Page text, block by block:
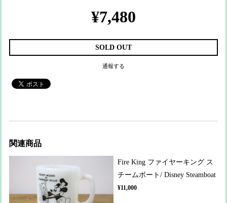
¥7,480
SOLD OUT
通報する
関連商品
Fire King ファイヤーキング ス
チームボート/ Disney Steamboat
¥11,000